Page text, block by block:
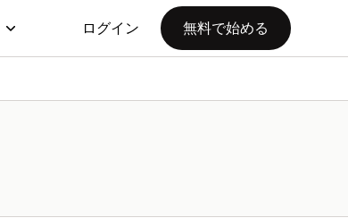
ログイン 無料で始める